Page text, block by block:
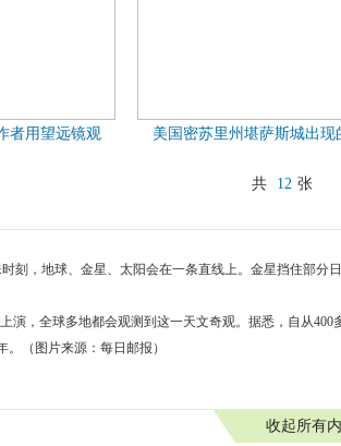
者用望远镜观
美国密苏里州堪萨斯城出现
共
12 张
刻，地球、金星、太阳会在一条直线上。金星挡住部
演，全球多地都会观测到这一天文奇观。据悉，自从
。（图片来源：每日邮报）
收起所有